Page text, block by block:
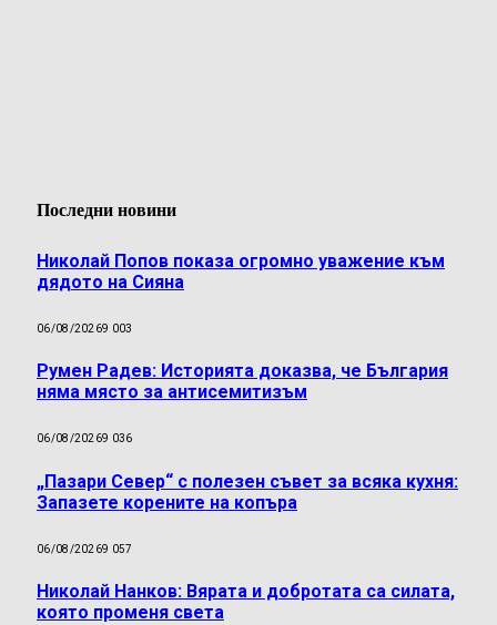
Последни новини
Николай Попов показа огромно уважение към
дядото на Сияна
06/08/20269 003
Румен Радев: Историята доказва, че България
няма място за антисемитизъм
06/08/20269 036
„Пазари Север“ с полезен съвет за всяка кухня:
Запазете корените на копъра
06/08/20269 057
Николай Нанков: Вярата и добротата са силата,
която променя света